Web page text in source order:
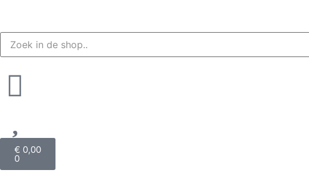
€ 0,00
0